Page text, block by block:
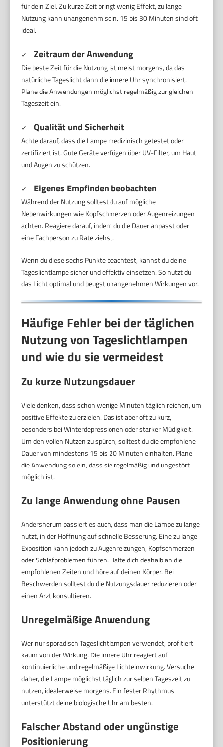
für dein Ziel. Zu kurze Zeit bringt wenig Effekt, zu lange
Nutzung kann unangenehm sein. 15 bis 30 Minuten sind oft
ideal.
✓ Zeitraum der Anwendung
Die beste Zeit für die Nutzung ist meist morgens, da das
natürliche Tageslicht dann die innere Uhr synchronisiert.
Plane die Anwendungen möglichst regelmäßig zur gleichen
Tageszeit ein.
✓ Qualität und Sicherheit
Achte darauf, dass die Lampe medizinisch getestet oder
zertifiziert ist. Gute Geräte verfügen über UV-Filter, um Haut
und Augen zu schützen.
✓ Eigenes Empfinden beobachten
Während der Nutzung solltest du auf mögliche
Nebenwirkungen wie Kopfschmerzen oder Augenreizungen
achten. Reagiere darauf, indem du die Dauer anpasst oder
eine Fachperson zu Rate ziehst.
Wenn du diese sechs Punkte beachtest, kannst du deine
Tageslichtlampe sicher und effektiv einsetzen. So nutzt du
das Licht optimal und beugst unangenehmen Wirkungen vor.
Häufige Fehler bei der täglichen
Nutzung von Tageslichtlampen
und wie du sie vermeidest
Zu kurze Nutzungsdauer
Viele denken, dass schon wenige Minuten täglich reichen, um
positive Effekte zu erzielen. Das ist aber oft zu kurz,
besonders bei Winterdepressionen oder starker Müdigkeit.
Um den vollen Nutzen zu spüren, solltest du die empfohlene
Dauer von mindestens 15 bis 20 Minuten einhalten. Plane
die Anwendung so ein, dass sie regelmäßig und ungestört
möglich ist.
Zu lange Anwendung ohne Pausen
Andersherum passiert es auch, dass man die Lampe zu lange
nutzt, in der Hoffnung auf schnelle Besserung. Eine zu lange
Exposition kann jedoch zu Augenreizungen, Kopfschmerzen
oder Schlafproblemen führen. Halte dich deshalb an die
empfohlenen Zeiten und höre auf deinen Körper. Bei
Beschwerden solltest du die Nutzungsdauer reduzieren oder
einen Arzt konsultieren.
Unregelmäßige Anwendung
Wer nur sporadisch Tageslichtlampen verwendet, profitiert
kaum von der Wirkung. Die innere Uhr reagiert auf
kontinuierliche und regelmäßige Lichteinwirkung. Versuche
daher, die Lampe möglichst täglich zur selben Tageszeit zu
nutzen, idealerweise morgens. Ein fester Rhythmus
unterstützt deine biologische Uhr am besten.
Falscher Abstand oder ungünstige
Positionierung